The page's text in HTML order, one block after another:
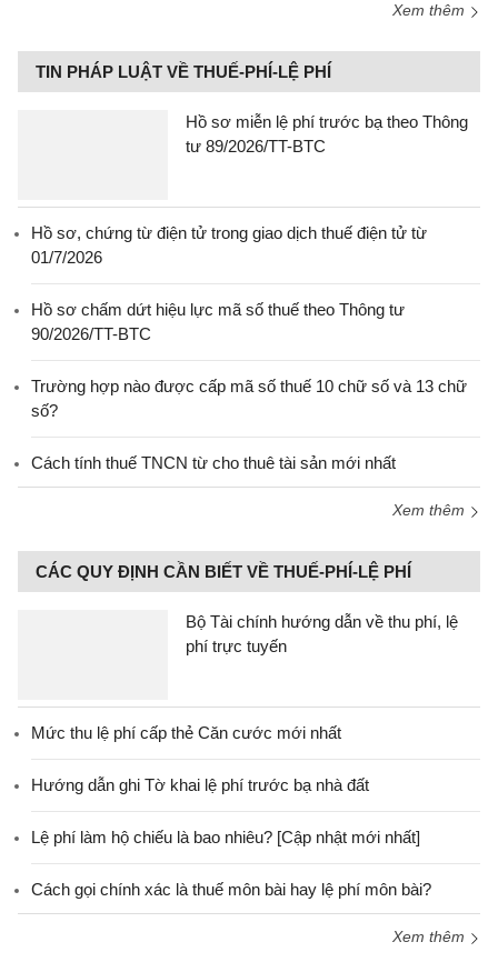
Xem thêm
TIN PHÁP LUẬT VỀ THUẾ-PHÍ-LỆ PHÍ
Hồ sơ miễn lệ phí trước bạ theo Thông
tư 89/2026/TT-BTC
Hồ sơ, chứng từ điện tử trong giao dịch thuế điện tử từ
01/7/2026
Hồ sơ chấm dứt hiệu lực mã số thuế theo Thông tư
90/2026/TT-BTC
Trường hợp nào được cấp mã số thuế 10 chữ số và 13 chữ
số?
Cách tính thuế TNCN từ cho thuê tài sản mới nhất
Xem thêm
CÁC QUY ĐỊNH CẦN BIẾT VỀ THUẾ-PHÍ-LỆ PHÍ
Bộ Tài chính hướng dẫn về thu phí, lệ
phí trực tuyến
Mức thu lệ phí cấp thẻ Căn cước mới nhất
Hướng dẫn ghi Tờ khai lệ phí trước bạ nhà đất
Lệ phí làm hộ chiếu là bao nhiêu? [Cập nhật mới nhất]
Cách gọi chính xác là thuế môn bài hay lệ phí môn bài?
Xem thêm